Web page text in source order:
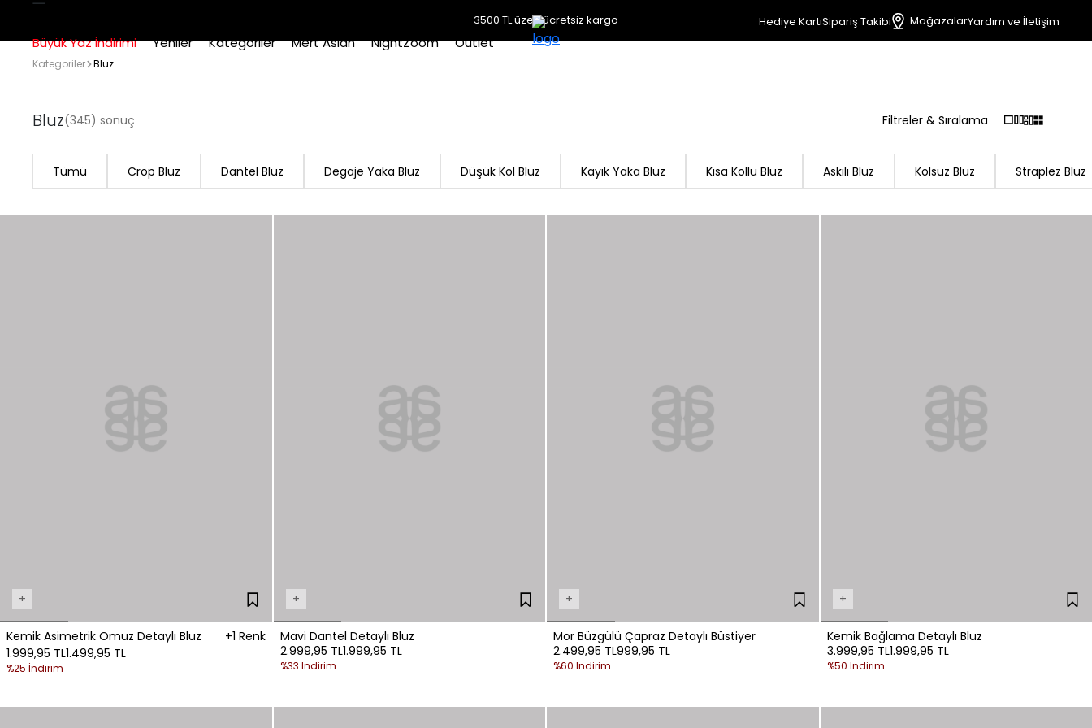
3500 TL üzeri ücretsiz kargo Hediye KartıSipariş Takibi MağazalarYardım ve İletişim
Büyük Yaz İndirimi Yeniler Kategoriler Mert Aslan NightZoom Outlet
Kategoriler Bluz
Bluz(345) sonuç Filtreler & Sıralama
Tümü Crop Bluz Dantel Bluz Degaje Yaka Bluz Düşük Kol Bluz Kayık Yaka Bluz Kısa Kollu Bluz Askılı Bluz Kolsuz Bluz Straplez Bluz
+
Kemik Asimetrik Omuz Detaylı Bluz
+1 Renk
1.999,95 TL1.499,95 TL
%25 İndirim
+
Mavi Dantel Detaylı Bluz
2.999,95 TL1.999,95 TL
%33 İndirim
+
Mor Büzgülü Çapraz Detaylı Büstiyer
2.499,95 TL999,95 TL
%60 İndirim
+
Kemik Bağlama Detaylı Bluz
3.999,95 TL1.999,95 TL
%50 İndirim